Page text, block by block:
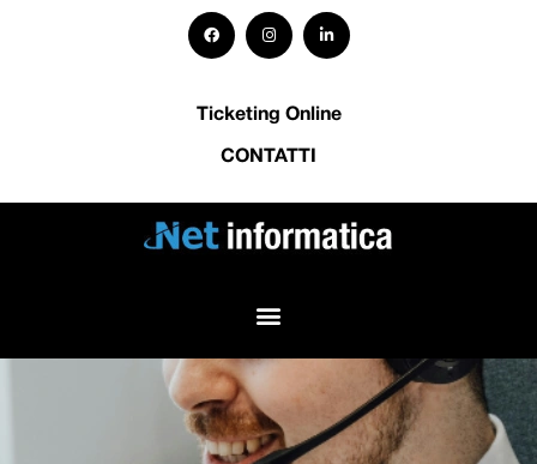
Ticketing Online
CONTATTI